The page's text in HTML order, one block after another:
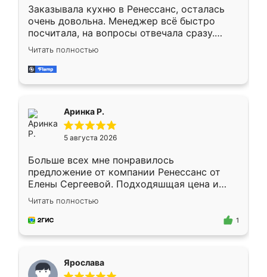
Заказывала кухню в Ренессанс, осталась
очень довольна. Менеджер всё быстро
посчитала, на вопросы отвечала сразу.
Замерщик приехал в субботу, подошёл к
делу со всей ответственностью. Собрали
за день, ребята работали аккуратно, даже
Читать полностью
Аринка Р.
5 августа 2026
Больше всех мне понравилось
предложение от компании Ренессанс от
Елены Сергеевой. Подходяшщая цена и
короткие сроки изготовления. Приехавший
для замера сотрудник Владислав
предложил по моему эскизу самый
Читать полностью
1
Ярослава